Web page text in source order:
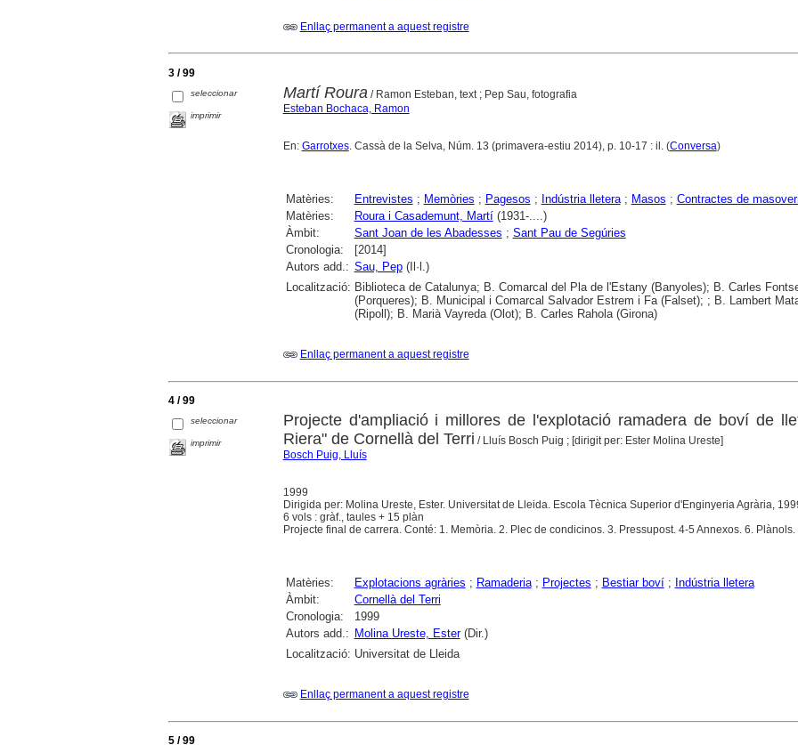
Enllaç permanent a aquest registre
3 / 99
seleccionar
imprimir
Martí Roura/ Ramon Esteban, text ; Pep Sau, fotografia
Esteban Bochaca, Ramon
En: Garrotxes. Cassà de la Selva, Núm. 13 (primavera-estiu 2014), p. 10-17 : il. (Conversa)
Matèries: Entrevistes ; Memòries ; Pagesos ; Indústria lletera; Masos ; Contractes de
Matèries:
Roura i Casademunt, Martí(1931-....)
Àmbit:
Sant Joan de les Abadesses ; Sant Pau de Segúries
Cronologia:
[2014]
Autors add.: Sau, Pep(Il·l.)
Localització: Biblioteca de Catalunya; B. Comarcal del Pla de l'Estany (Banyoles); B. Carles
(Porqueres); B. Municipal i Comarcal Salvador Estrem i Fa (Falset); ; B. Lambert
(Ripoll); B. Marià Vayreda (Olot); B. Carles Rahola (Girona)
Enllaç permanent a aquest registre
4 / 99
seleccionar
imprimir
Projecte d'ampliació i millores de l'explotació ramadera de boví de
Riera" de Cornellà del Terri / Lluís Bosch Puig ; [dirigit per: Ester Molina Ureste]
Bosch Puig, Lluís
1999
Dirigida per: Molina Ureste, Ester. Universitat de Lleida. Escola Tècnica Superior d'Enginyeria Agrària,
6 vols : gràf., taules + 15 plàn
Projecte final de carrera. Conté: 1. Memòria. 2. Plec de condicinos. 3. Pressupost. 4-5 Annexos. 6. Plànols.
Matèries: Explotacions agràries ; Ramaderia; Projectes ; Bestiar boví; Indústria lletera
Àmbit:
Cornellà del Terri
Cronologia:
1999
Autors add.: Molina Ureste, Ester(Dir.)
Localització: Universitat de Lleida
Enllaç permanent a aquest registre
5 / 99